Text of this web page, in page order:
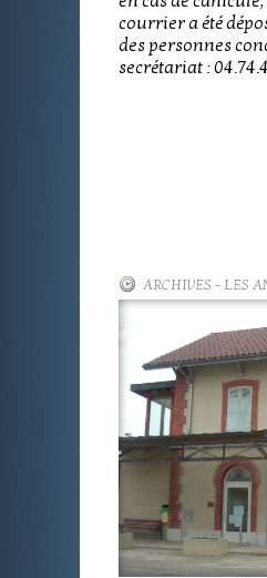
courrier a été
des personnes
secrétariat :
ARCHIVES - LES